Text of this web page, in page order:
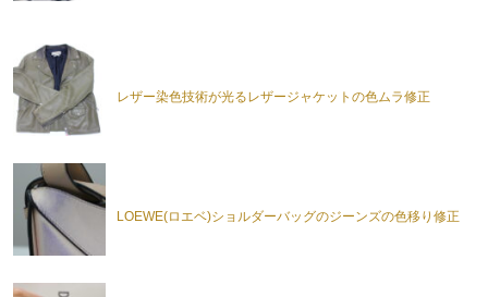
レザー染色技術が光るレザージャケットの色ムラ修正
LOEWE(ロエベ)ショルダーバッグのジーンズの色移り修正